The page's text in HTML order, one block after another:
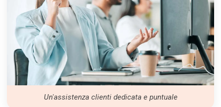
Un'assistenza clienti dedicata e puntuale